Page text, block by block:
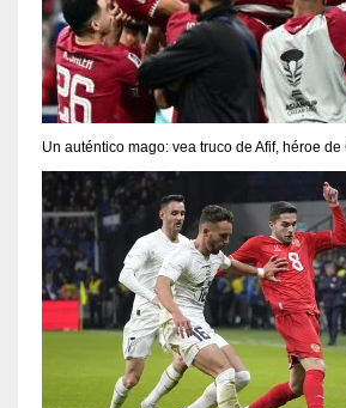
Un auténtico mago: vea truco de Afif, héroe de